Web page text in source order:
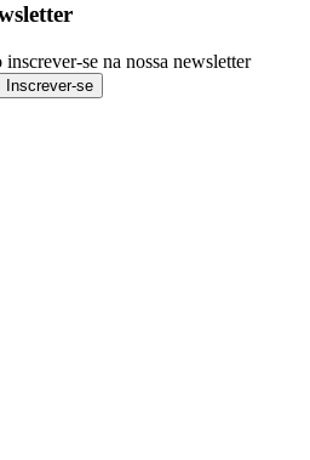
se na nossa newsletter
Inscrever-se